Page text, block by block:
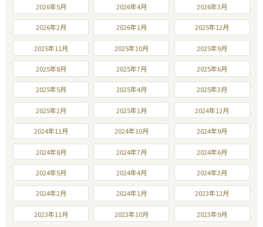
2026年5月 2026年4月 2026年3月
2026年2月 2026年1月 2025年12月
2025年11月 2025年10月 2025年9月
2025年8月 2025年7月 2025年6月
2025年5月 2025年4月 2025年3月
2025年2月 2025年1月 2024年12月
2024年11月 2024年10月 2024年9月
2024年8月 2024年7月 2024年6月
2024年5月 2024年4月 2024年3月
2024年2月 2024年1月 2023年12月
2023年11月 2023年10月 2023年9月